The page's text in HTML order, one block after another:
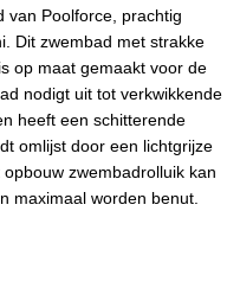
van Poolforce, prachtig
Dit zwembad met strakke
op maat gemaakt voor de
nodigt uit tot verkwikkende
heeft een schitterende
omlijst door een lichtgrijze
zwembadrolluik kan
maximaal worden benut.